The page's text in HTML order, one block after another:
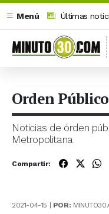
Menú
Últimas
Orden Público
Noticias de órden
Metropolitana
Compartir:
2021-04-15 | POR: